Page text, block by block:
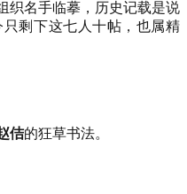
织名手临摹，历史记载是说
剩下这七人十帖，也属精
佶的狂草书法。